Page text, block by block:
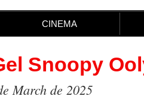
CINEMA
Snoopy
March de 2025